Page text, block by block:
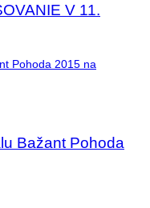
V 11.
Bažant Pohoda